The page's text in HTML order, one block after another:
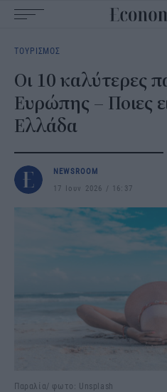
navigation
ΤΟΥΡΙΣΜΟΣ
Οι 10 καλύτερες
Ευρώπης – Ποιες
Ελλάδα
NEWSROOM
17 Ιουν 2026
16:37
Παραλία/ φωτο: Unsplash